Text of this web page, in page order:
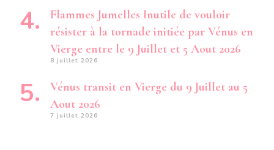
Flammes Jumelles Inutile de vouloir
résister à la tornade initiée par Vénus en
Vierge entre le 9 Juillet et 5 Aout 2026
8 juillet 2026
Vénus transit en Vierge du 9 Juillet au 5
Aout 2026
7 juillet 2026